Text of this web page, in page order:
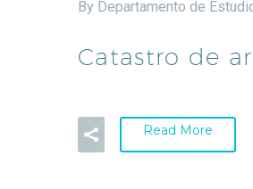
By Departamento de
Catastro de
Read More